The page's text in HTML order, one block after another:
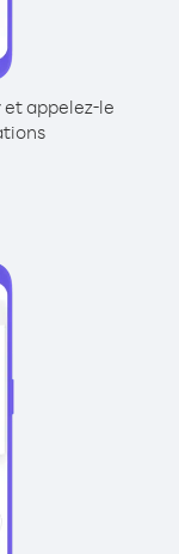
appelez-le